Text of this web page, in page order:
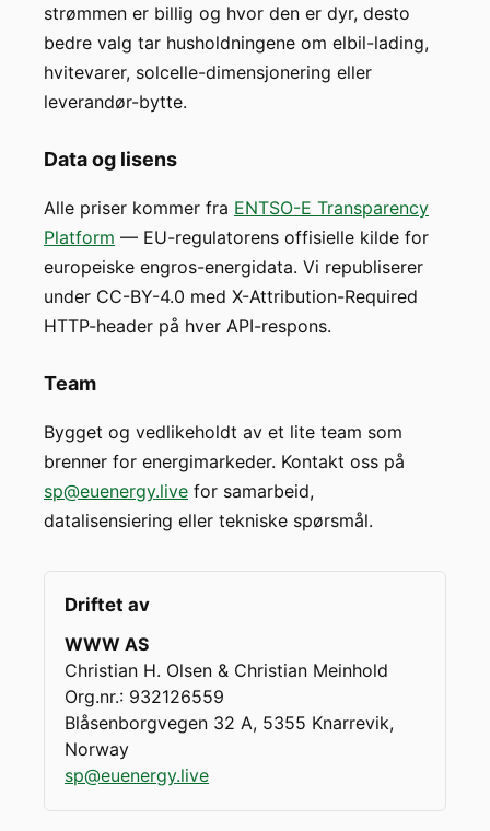
strømmen er billig og hvor den er dyr, desto
bedre valg tar husholdningene om elbil-lading,
hvitevarer, solcelle-dimensjonering eller
leverandør-bytte.
Data og lisens
Alle priser kommer fra ENTSO-E Transparency
Platform — EU-regulatorens offisielle kilde for
europeiske engros-energidata. Vi republiserer
under CC-BY-4.0 med X-Attribution-Required
HTTP-header på hver API-respons.
Team
Bygget og vedlikeholdt av et lite team som
brenner for energimarkeder. Kontakt oss på
sp@euenergy.live for samarbeid,
datalisensiering eller tekniske spørsmål.
Driftet av
WWW AS
Christian H. Olsen & Christian Meinhold
Org.nr.: 932126559
Blåsenborgvegen 32 A, 5355 Knarrevik,
Norway
sp@euenergy.live